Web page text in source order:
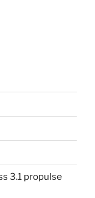
3.1 propulse